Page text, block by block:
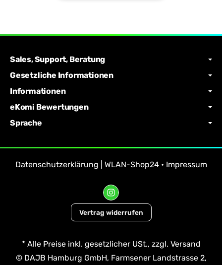
Sales, Support, Beratung
Gesetzliche Informationen
Informationen
eKomi Bewertungen
Sprache
Datenschutzerklärung | WLAN-Shop24 • Impressum
Vertrag widerrufen
*Alle Preise inkl. gesetzlicher USt., zzgl. Versand
© DAJB Hamburg GmbH, Farmsener Landstrasse 2,